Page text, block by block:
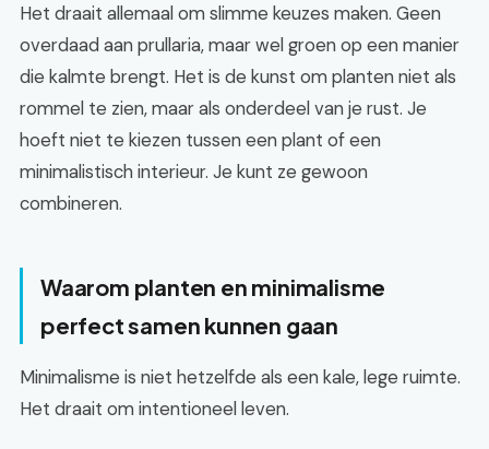
Het draait allemaal om slimme keuzes maken. Geen
overdaad aan prullaria, maar wel groen op een manier
die kalmte brengt. Het is de kunst om planten niet als
rommel te zien, maar als onderdeel van je rust. Je
hoeft niet te kiezen tussen een plant of een
minimalistisch interieur. Je kunt ze gewoon
combineren.
Waarom planten en minimalisme
perfect samen kunnen gaan
Minimalisme is niet hetzelfde als een kale, lege ruimte.
Het draait om intentioneel leven.